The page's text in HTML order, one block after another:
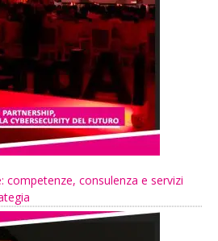
competenze, consulenza e servizi